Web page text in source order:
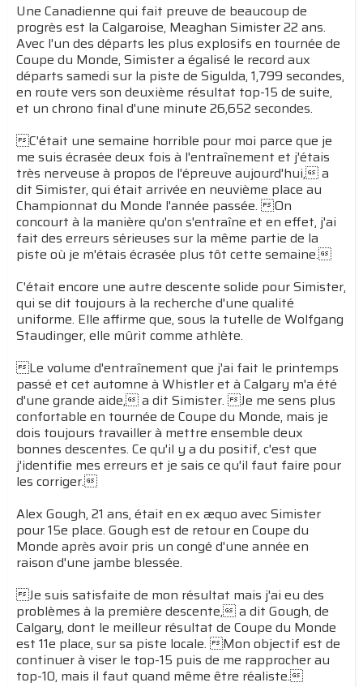
Une Canadienne qui fait preuve de beaucoup de
progrès est la Calgaroise, Meaghan Simister 22 ans.
Avec l'un des départs les plus explosifs en tournée de
Coupe du Monde, Simister a égalisé le record aux
départs samedi sur la piste de Sigulda, 1,799 secondes,
en route vers son deuxième résultat top-15 de suite,
et un chrono final d'une minute 26,652 secondes.
C'était une semaine horrible pour moi parce que je
me suis écrasée deux fois à l'entraînement et j'étais
très nerveuse à propos de l'épreuve aujourd'hui, a
dit Simister, qui était arrivée en neuvième place au
Championnat du Monde l'année passée. On
concourt à la manière qu'on s'entraîne et en effet, j'ai
fait des erreurs sérieuses sur la même partie de la
piste où je m'étais écrasée plus tôt cette semaine.
C'était encore une autre descente solide pour Simister,
qui se dit toujours à la recherche d'une qualité
uniforme. Elle affirme que, sous la tutelle de Wolfgang
Staudinger, elle mûrit comme athlète.
Le volume d'entraînement que j'ai fait le printemps
passé et cet automne à Whistler et à Calgary m'a été
d'une grande aide, a dit Simister. Je me sens plus
confortable en tournée de Coupe du Monde, mais je
dois toujours travailler à mettre ensemble deux
bonnes descentes. Ce qu'il y a du positif, c'est que
j'identifie mes erreurs et je sais ce qu'il faut faire pour
les corriger.
Alex Gough, 21 ans, était en ex æquo avec Simister
pour 15e place. Gough est de retour en Coupe du
Monde après avoir pris un congé d'une année en
raison d'une jambe blessée.
Je suis satisfaite de mon résultat mais j'ai eu des
problèmes à la première descente, a dit Gough, de
Calgary, dont le meilleur résultat de Coupe du Monde
est 11e place, sur sa piste locale. Mon objectif est de
continuer à viser le top-15 puis de me rapprocher au
top-10, mais il faut quand même être réaliste.